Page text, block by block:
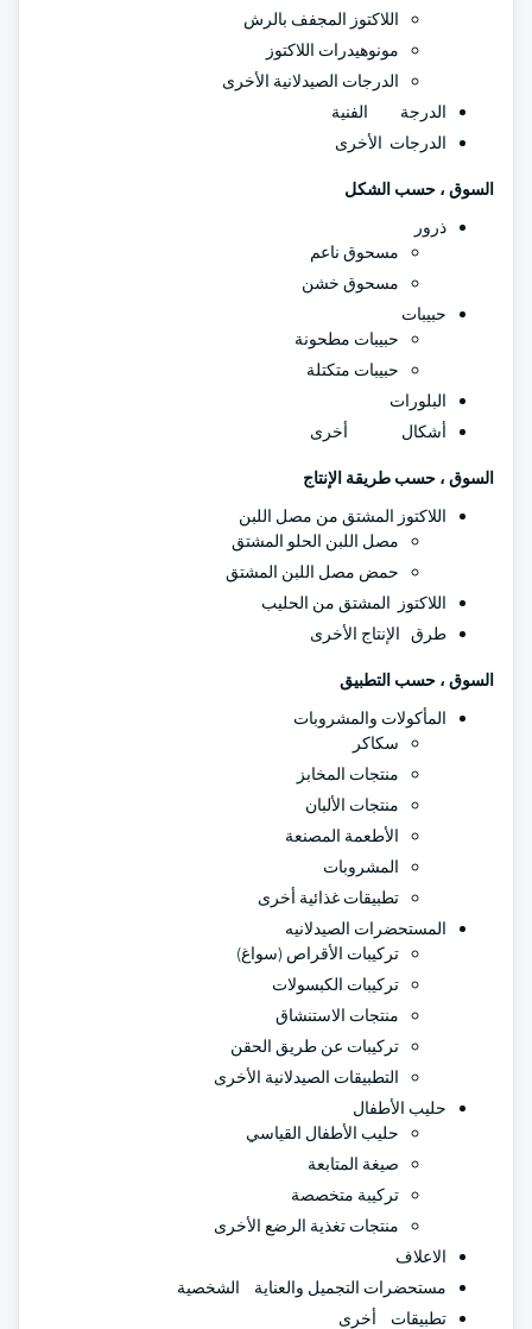
اللاكتوز المجفف بالرش
مونوهيدرات اللاكتوز
الدرجات الصيدلانية الأخرى
الدرجة الفنية
الدرجات الأخرى
السوق ، حسب الشكل
ذرور
مسحوق ناعم
مسحوق خشن
حبيبات
حبيبات مطحونة
حبيبات متكتلة
البلورات
أشكال أخرى
السوق ، حسب طريقة الإنتاج
اللاكتوز المشتق من مصل اللبن
مصل اللبن الحلو المشتق
حمض مصل اللبن المشتق
اللاكتوز المشتق من الحليب
طرق الإنتاج الأخرى
السوق ، حسب التطبيق
المأكولات والمشروبات
سكاكر
منتجات المخابز
منتجات الألبان
الأطعمة المصنعة
المشروبات
تطبيقات غذائية أخرى
المستحضرات الصيدلانيه
تركيبات الأقراص (سواغ)
تركيبات الكبسولات
منتجات الاستنشاق
تركيبات عن طريق الحقن
التطبيقات الصيدلانية الأخرى
حليب الأطفال
حليب الأطفال القياسي
صيغة المتابعة
تركيبة متخصصة
منتجات تغذية الرضع الأخرى
الاعلاف
مستحضرات التجميل والعناية الشخصية
تطبيقات أخرى